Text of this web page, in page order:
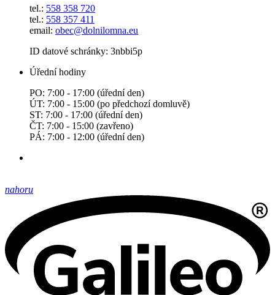
tel.: 558 358 720
tel.: 558 357 411
email: obec@dolnilomna.eu
ID datové schránky: 3nbbi5p
Úřední hodiny
PO: 7:00 - 17:00 (úřední den)
ÚT: 7:00 - 15:00 (po předchozí domluvě)
ST: 7:00 - 17:00 (úřední den)
ČT: 7:00 - 15:00 (zavřeno)
PÁ: 7:00 - 12:00 (úřední den)
nahoru